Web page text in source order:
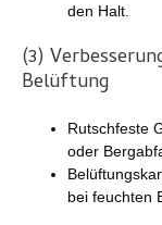
den Halt.
(3)
Belüftung
Rutschfeste
oder
bei feuchten